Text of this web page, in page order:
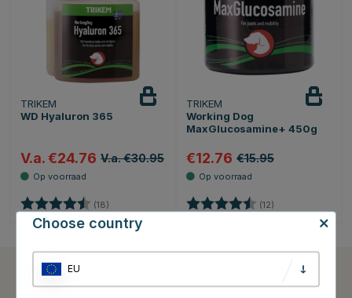
TRIKEM
WD Hyaluron 365
V.a. €24.76 V.a. €30.95
Beoordeling: (18)
TRIKEM
Working Dog
MaxGlucosamine+ 450g
€12.76 €15.95
Beoordeling: (12)
Klantenservice Informatie
Choose country
EU